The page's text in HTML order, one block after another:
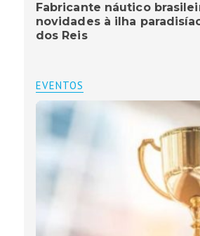
Fabricante náutico
novidades à ilha
dos Reis
EVENTOS